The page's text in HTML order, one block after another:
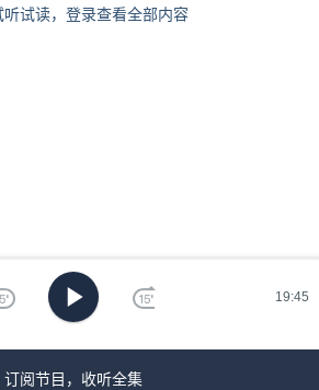
19:45
学者群了。
听试读，登录查看全部内容
订阅节目，收听全集